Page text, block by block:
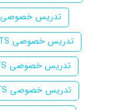
تدریس خصوصی IELTS شهریار
تدریس خصوصی IELTS هفت تیر کرج
تدریس خصوصی IELTS آزادگان کرج
تدریس خصوصی IELTS طالقانی کرج